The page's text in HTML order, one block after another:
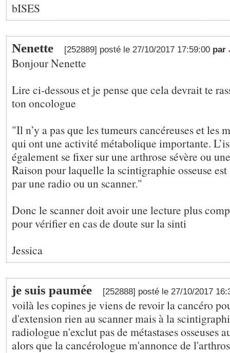
bISES
Nenette [252889] posté le 27/10/2017 17:59:00 par
Bonjour Nenette
Lire ci-dessous et je pense que cela devrait te
ton oncologue
"Il n’y a pas que les tumeurs cancéreuses et les
qui ont une activité métabolique importante.
également se fixer sur une arthrose sévère ou
Raison pour laquelle la scintigraphie osseuse
par une radio ou un scanner."
Donc le scanner doit avoir une lecture plus
pour vérifier en cas de doute sur la sinti
Jessica
je suis paumée [252888] posté le 27/10/2017
voilà les copines je viens de revoir la cancéro
d'extension rien au scanner mais à la
radiologue n'exclut pas de métastases osseuses
alors que la cancérologue m'annonce de